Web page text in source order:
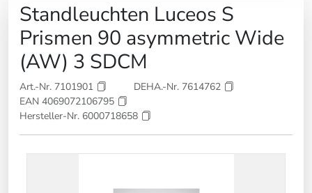
Standleuchten Luceos S
Prismen 90 asymmetric Wide
(AW) 3 SDCM
Art.-Nr. 7101901
DEHA.-Nr. 7614762
EAN 4069072106795
Hersteller-Nr. 6000718658